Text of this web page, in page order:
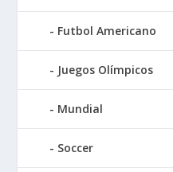
Futbol Americano
Juegos Olímpicos
Mundial
Soccer